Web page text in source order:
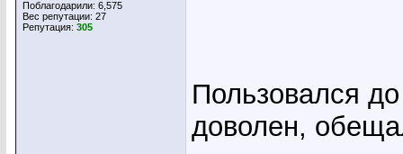
Поблагодарили: 6,575
Вес репутации: 27
Репутация: 305
Пользовался
доволен,